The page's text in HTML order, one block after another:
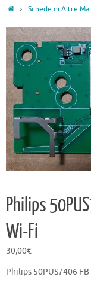
HomeSchede di Altre
Philips
Wi-Fi
30,00€
Philips 50PUS7406